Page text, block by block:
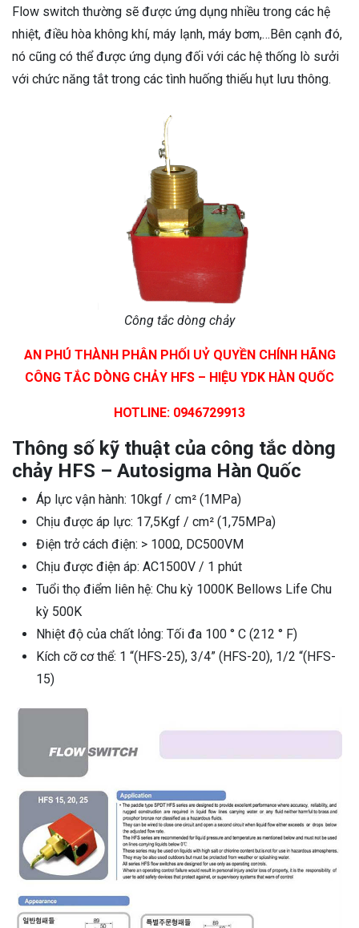
Flow switch thường sẽ được ứng dụng nhiều trong các hệ
nhiệt, điều hòa không khí, máy lạnh, máy bơm,…Bên cạnh đó,
nó cũng có thể được ứng dụng đối với các hệ thống lò sưởi
với chức năng tắt trong các tình huống thiếu hụt lưu thông.
Công tắc dòng chảy
AN PHÚ THÀNH PHÂN PHỐI UỶ QUYỀN CHÍNH HÃNG
CÔNG TẮC DÒNG CHẢY HFS – HIỆU YDK HÀN QUỐC
HOTLINE: 0946729913
Thông số kỹ thuật của công tắc dòng
chảy HFS – Autosigma Hàn Quốc
Áp lực vận hành: 10kgf / cm² (1MPa)
Chịu được áp lực: 17,5Kgf / cm² (1,75MPa)
Điện trở cách điện: > 100Ω, DC500VM
Chịu được điện áp: AC1500V / 1 phút
Tuổi thọ điểm liên hệ: Chu kỳ 1000K Bellows Life Chu
kỳ 500K
Nhiệt độ của chất lỏng: Tối đa 100 ° C (212 ° F)
Kích cỡ cơ thể: 1 “(HFS-25), 3/4” (HFS-20), 1/2 “(HFS-
15)